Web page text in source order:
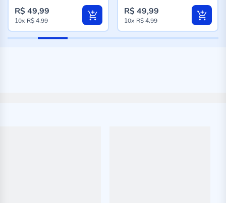
R$ 49,99
10x R$ 4,99
R$ 49,99
10x R$ 4,99